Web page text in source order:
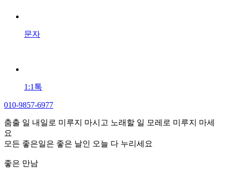
문자
1:1톡
010-9857-6977
춤출 일 내일로 미루지 마시고 노래할 일 모레로 미루지 마세
요
모든 좋은일은 좋은 날인 오늘 다 누리세요
좋은 만남